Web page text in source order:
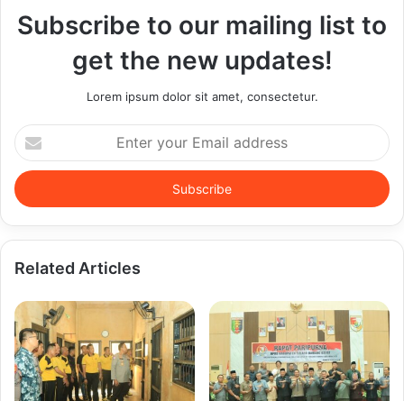
Subscribe to our mailing list to
get the new updates!
Lorem ipsum dolor sit amet, consectetur.
Enter
your
Email
address
Related Articles